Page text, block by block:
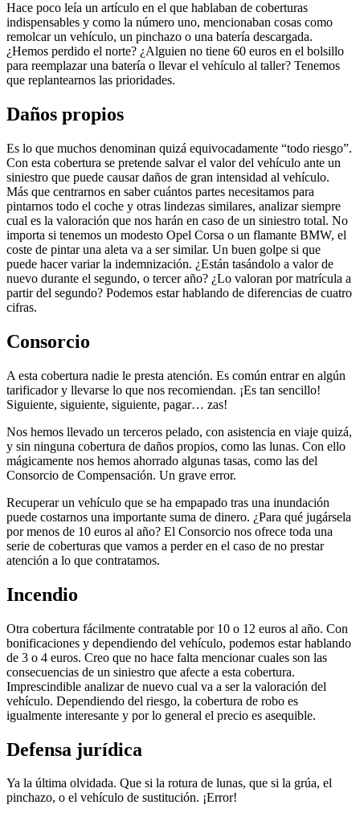
Hace poco leía un artículo en el que hablaban de coberturas
indispensables y como la número uno, mencionaban cosas como
remolcar un vehículo, un pinchazo o una batería descargada.
¿Hemos perdido el norte? ¿Alguien no tiene 60 euros en el bolsillo
para reemplazar una batería o llevar el vehículo al taller? Tenemos
que replantearnos las prioridades.
Daños propios
Es lo que muchos denominan quizá equivocadamente “todo riesgo”.
Con esta cobertura se pretende salvar el valor del vehículo ante un
siniestro que puede causar daños de gran intensidad al vehículo.
Más que centrarnos en saber cuántos partes necesitamos para
pintarnos todo el coche y otras lindezas similares, analizar siempre
cual es la valoración que nos harán en caso de un siniestro total. No
importa si tenemos un modesto Opel Corsa o un flamante BMW, el
coste de pintar una aleta va a ser similar. Un buen golpe si que
puede hacer variar la indemnización. ¿Están tasándolo a valor de
nuevo durante el segundo, o tercer año? ¿Lo valoran por matrícula a
partir del segundo? Podemos estar hablando de diferencias de cuatro
cifras.
Consorcio
A esta cobertura nadie le presta atención. Es común entrar en algún
tarificador y llevarse lo que nos recomiendan. ¡Es tan sencillo!
Siguiente, siguiente, siguiente, pagar… zas!
Nos hemos llevado un terceros pelado, con asistencia en viaje quizá,
y sin ninguna cobertura de daños propios, como las lunas. Con ello
mágicamente nos hemos ahorrado algunas tasas, como las del
Consorcio de Compensación. Un grave error.
Recuperar un vehículo que se ha empapado tras una inundación
puede costarnos una importante suma de dinero. ¿Para qué jugársela
por menos de 10 euros al año? El Consorcio nos ofrece toda una
serie de coberturas que vamos a perder en el caso de no prestar
atención a lo que contratamos.
Incendio
Otra cobertura fácilmente contratable por 10 o 12 euros al año. Con
bonificaciones y dependiendo del vehículo, podemos estar hablando
de 3 o 4 euros. Creo que no hace falta mencionar cuales son las
consecuencias de un siniestro que afecte a esta cobertura.
Imprescindible analizar de nuevo cual va a ser la valoración del
vehículo. Dependiendo del riesgo, la cobertura de robo es
igualmente interesante y por lo general el precio es asequible.
Defensa jurídica
Ya la última olvidada. Que si la rotura de lunas, que si la grúa, el
pinchazo, o el vehículo de sustitución. ¡Error!